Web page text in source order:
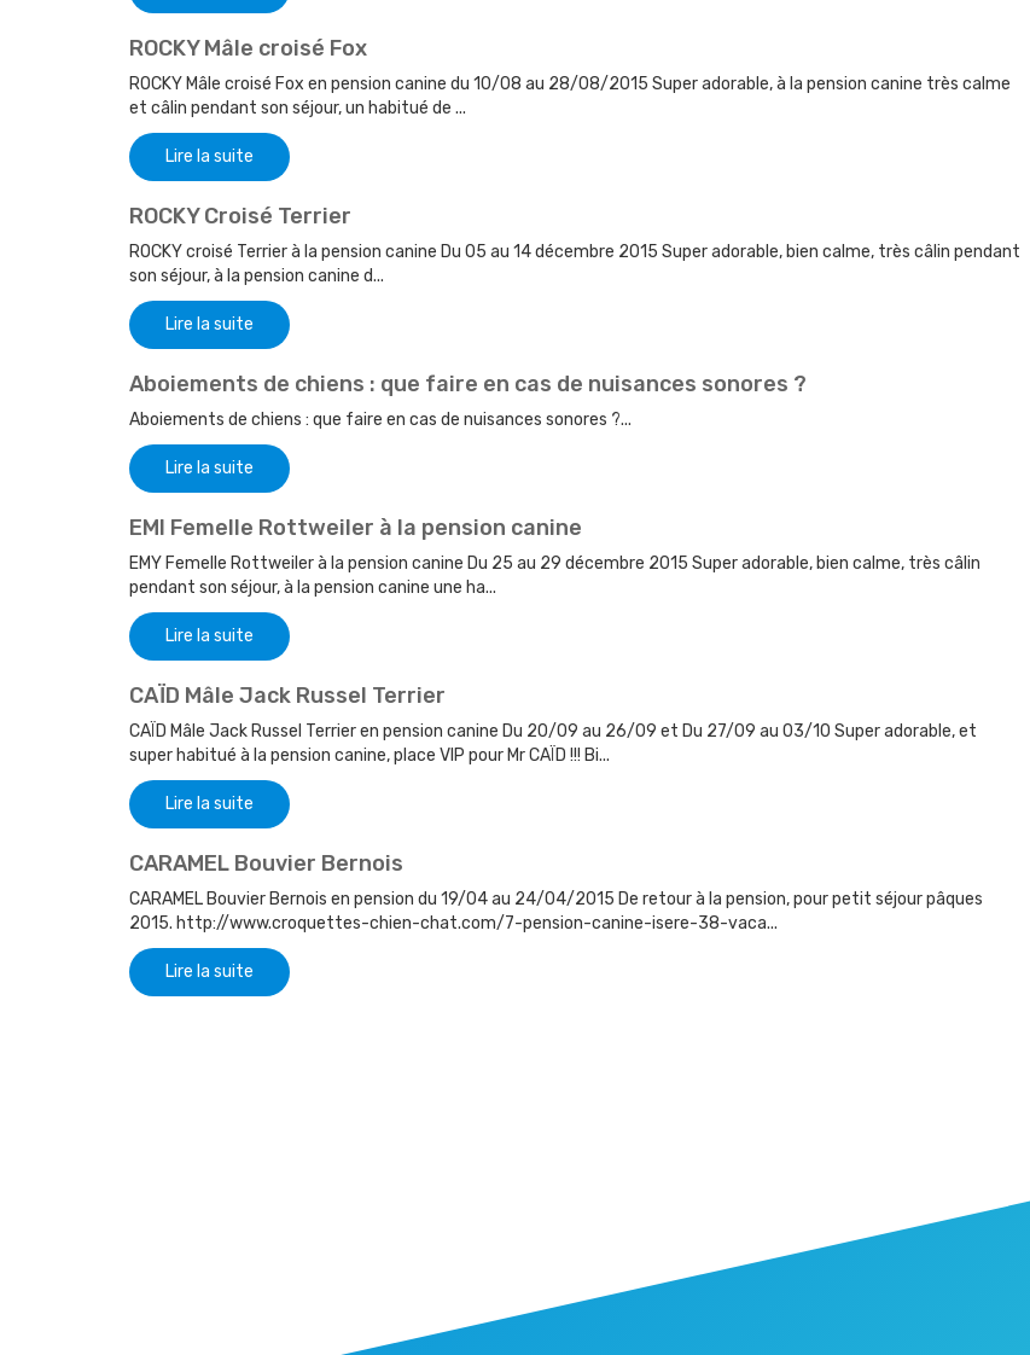
ROCKY Mâle croisé Fox
ROCKY Mâle croisé Fox en pension canine du 10/08 au 28/08/2015 Super adorable, à la pension canine très calme
et câlin pendant son séjour, un habitué de ...
Lire la suite
ROCKY Croisé Terrier
ROCKY croisé Terrier à la pension canine Du 05 au 14 décembre 2015 Super adorable, bien calme, très câlin pendant
son séjour, à la pension canine d...
Lire la suite
Aboiements de chiens : que faire en cas de nuisances sonores ?
Aboiements de chiens : que faire en cas de nuisances sonores ?...
Lire la suite
EMI Femelle Rottweiler à la pension canine
EMY Femelle Rottweiler à la pension canine Du 25 au 29 décembre 2015 Super adorable, bien calme, très câlin
pendant son séjour, à la pension canine une ha...
Lire la suite
CAÏD Mâle Jack Russel Terrier
CAÏD Mâle Jack Russel Terrier en pension canine Du 20/09 au 26/09 et Du 27/09 au 03/10 Super adorable, et
super habitué à la pension canine, place VIP pour Mr CAÏD !!! Bi...
Lire la suite
CARAMEL Bouvier Bernois
CARAMEL Bouvier Bernois en pension du 19/04 au 24/04/2015 De retour à la pension, pour petit séjour pâques
2015. http://www.croquettes-chien-chat.com/7-pension-canine-isere-38-vaca...
Lire la suite